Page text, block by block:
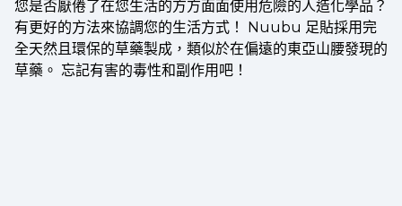
您是否厭倦了在您生活的方方面面使用危險的人造化學品？
有更好的方法來協調您的生活方式！ Nuubu 足貼採用完
全天然且環保的草藥製成，類似於在偏遠的東亞山腰發現的
草藥。 忘記有害的毒性和副作用吧！